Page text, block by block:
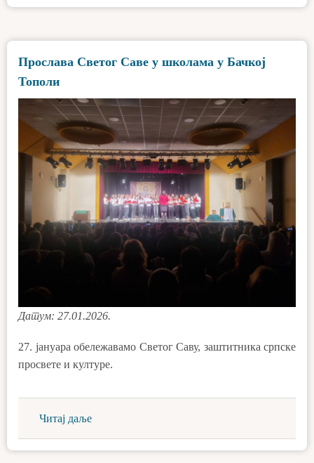
Прослава Светог Саве у школама у Бачкој
Тополи
Датум: 27.01.2026.
27. јануара обележавамо Светог Саву, заштитника српске
просвете и културе.
Читај даље